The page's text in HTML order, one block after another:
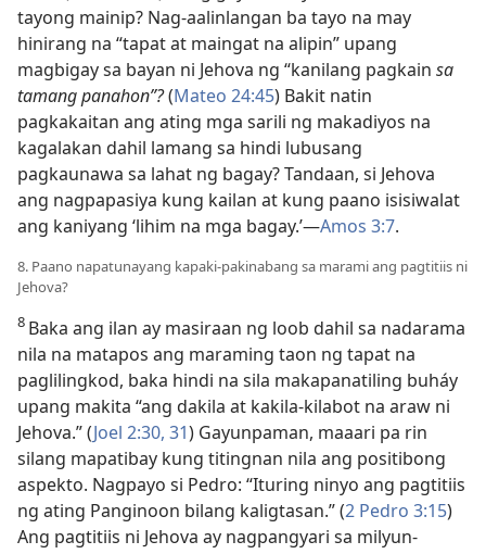
tayong mainip? Nag-aalinlangan ba tayo na may
hinirang na “tapat at maingat na alipin” upang
magbigay sa bayan ni Jehova ng “kanilang pagkain sa
tamang panahon”?(Mateo 24:45) Bakit natin
pagkakaitan ang ating mga sarili ng makadiyos na
kagalakan dahil lamang sa hindi lubusang
pagkaunawa sa lahat ng bagay? Tandaan, si Jehova
ang nagpapasiya kung kailan at kung paano isisiwalat
ang kaniyang ‘lihim na mga bagay.’​—Amos 3:7.
8. Paano napatunayang kapaki-pakinabang sa marami ang pagtitiis ni
Jehova?
8 Baka ang ilan ay masiraan ng loob dahil sa nadarama
nila na matapos ang maraming taon ng tapat na
paglilingkod, baka hindi na sila makapanatiling buháy
upang makita “ang dakila at kakila-kilabot na araw ni
Jehova.” (Joel 2:30, 31) Gayunpaman, maaari pa rin
silang mapatibay kung titingnan nila ang positibong
aspekto. Nagpayo si Pedro: “Ituring ninyo ang pagtitiis
ng ating Panginoon bilang kaligtasan.” (2 Pedro 3:15)
Ang pagtitiis ni Jehova ay nagpangyari sa milyun-